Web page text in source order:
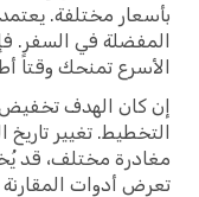
بأسعار مختلفة.
المفضلة في السفر.
الأسرع تمنحك وقتاً
إن كان الهدف تخفيض
التخطيط. تغيير تاريخ
مغادرة مختلف، قد
تعرض أدوات